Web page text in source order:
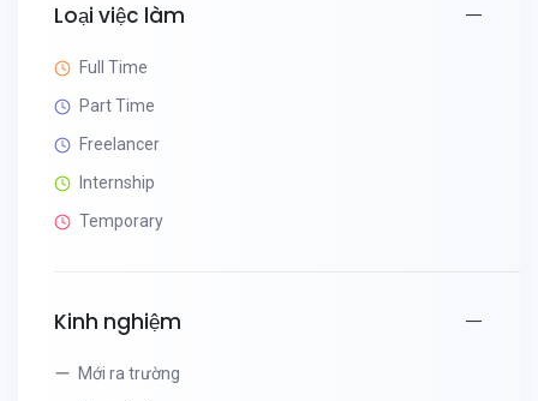
Loại việc làm
Full Time
Part Time
Freelancer
Internship
Temporary
Kinh nghiệm
Mới ra trường